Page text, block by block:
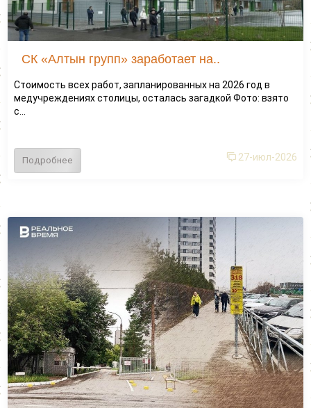
СК «Алтын групп» заработает на..
Стоимость всех работ, запланированных на 2026 год в
медучреждениях столицы, осталась загадкой Фото: взято
с...
Подробнее 27-июл-2026